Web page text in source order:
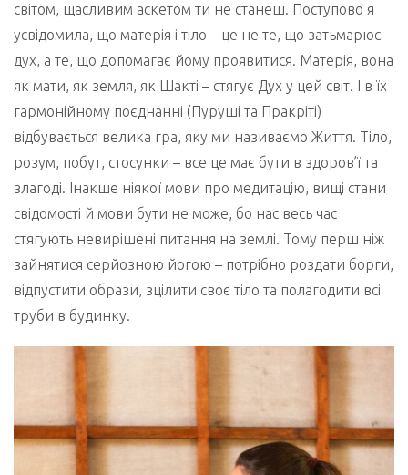
світом, щасливим аскетом ти не станеш. Поступово я
усвідомила, що матерія і тіло – це не те, що затьмарює
дух, а те, що допомагає йому проявитися. Матерія, вона
як мати, як земля, як Шакті – стягує Дух у цей світ. І в їх
гармонійному поєднанні (Пуруші та Пракріті)
відбувається велика гра, яку ми називаємо Життя. Тіло,
розум, побут, стосунки – все це має бути в здоров’ї та
злагоді. Інакше ніякої мови про медитацію, вищі стани
свідомості й мови бути не може, бо нас весь час
стягують невирішені питання на землі. Тому перш ніж
зайнятися серйозною йогою – потрібно роздати борги,
відпустити образи, зцілити своє тіло та полагодити всі
труби в будинку.